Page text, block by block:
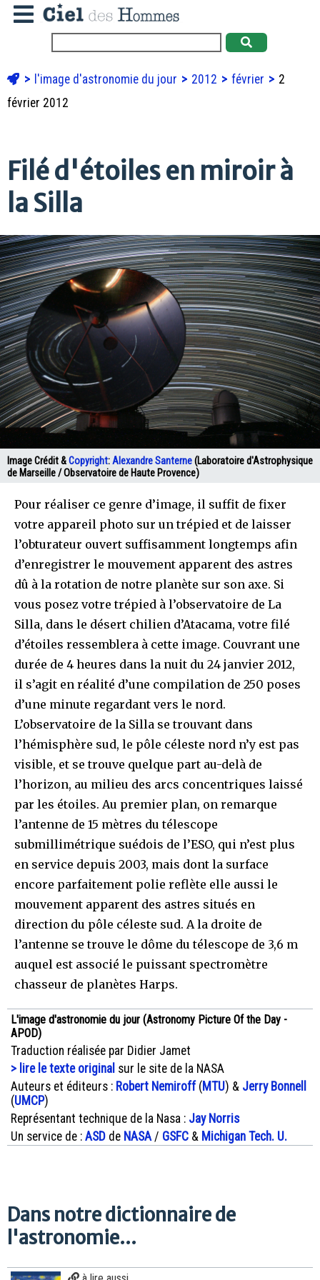
l'image d'astronomie du jour 2012 février
2
février 2012
Filé d'étoiles en miroir à
la Silla
Image Crédit &Copyright:Alexandre Santerne(Laboratoire d'Astrophysique
de Marseille / Observatoire de Haute Provence)
Pour réaliser ce genre d’image, il suffit de fixer
votre appareil photo sur un trépied et de laisser
l’obturateur ouvert suffisamment longtemps afin
d’enregistrer le mouvement apparent des astres
dû à la rotation de notre planète sur son axe. Si
vous posez votre trépied à l’observatoire de La
Silla, dans le désert chilien d’Atacama, votre filé
d’étoiles ressemblera à cette image. Couvrant une
durée de 4 heures dans la nuit du 24 janvier 2012,
il s’agit en réalité d’une compilation de 250 poses
d’une minute regardant vers le nord.
L’observatoire de la Silla se trouvant dans
l’hémisphère sud, le pôle céleste nord n’y est pas
visible, et se trouve quelque part au-delà de
l’horizon, au milieu des arcs concentriques laissé
par les étoiles. Au premier plan, on remarque
l’antenne de 15 mètres du télescope
submillimétrique suédois de l’ESO, qui n’est plus
en service depuis 2003, mais dont la surface
encore parfaitement polie reflète elle aussi le
mouvement apparent des astres situés en
direction du pôle céleste sud. A la droite de
l’antenne se trouve le dôme du télescope de 3,6 m
auquel est associé le puissant spectromètre
chasseur de planètes Harps.
L'image d'astronomie du jour (Astronomy Picture Of the Day -
APOD)
Traduction réalisée par Didier Jamet
> lire le texte original sur le site de la NASA
Auteurs et éditeurs : Robert Nemiroff(MTU) & Jerry Bonnell
(UMCP)
Représentant technique de la Nasa : Jay Norris
Un service de : ASD de NASA / GSFC & Michigan Tech. U.
Dans notre dictionnaire de
l'astronomie...